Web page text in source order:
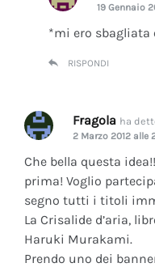
19 Gennaio
*mi ero sbagliata
RISPONDI
Fragola ha
2 Marzo 2012 alle
Che bella questa
prima! Voglio
segno tutti i titoli
La Crisalide d’aria,
Haruki Murakami.
Prendo uno dei